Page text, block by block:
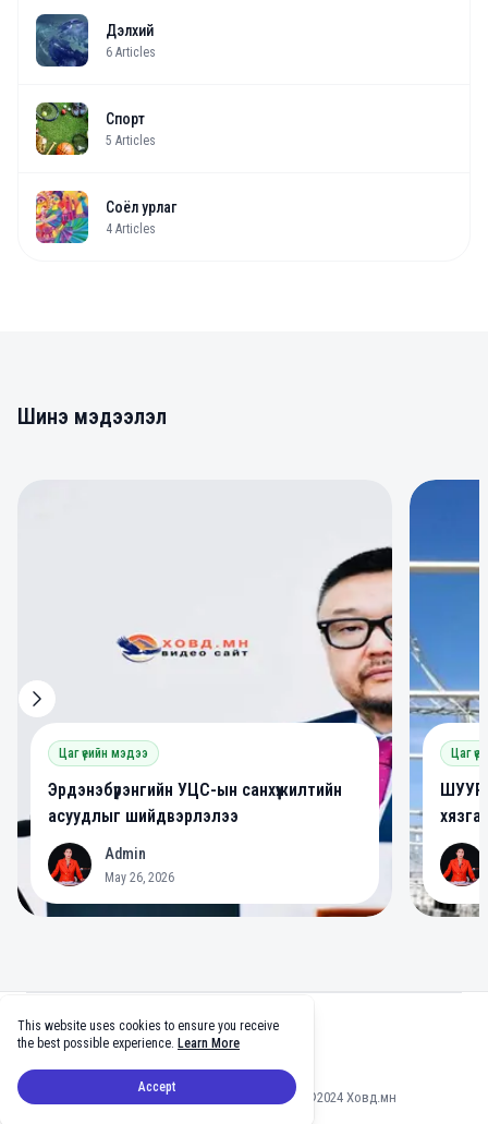
Дэлхий
6 Articles
Спорт
5 Articles
Соёл урлаг
4 Articles
Шинэ мэдээлэл
Цаг үеийн мэдээ
Эрдэнэбүрэнгийн УЦС-ын санхүүжилтийн
асуудлыг шийдвэрлэлээ
A Admin
May 26, 2026
Цаг
A
facebook
twittergithubtiktok
Мэдээлэл зөвшөөрөлгүй хуулбарлахыг хориглоно ©2024 Ховд.мн
This website uses cookies to ensure you receive
the best possible experience. Learn More
Accept